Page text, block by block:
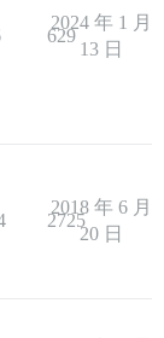
629
2024 年 1 月
13 日
2725
2018 年 6 月
20 日